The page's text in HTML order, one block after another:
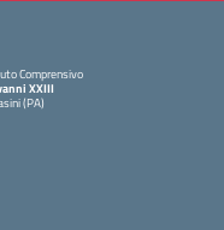
Comprensivo
XXIII
(PA)